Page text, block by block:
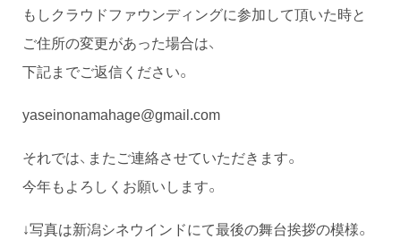
もしクラウドファウンディングに参加して頂いた時と
ご住所の変更があった場合は、
下記までご返信ください。
yaseinonamahage@gmail.com
それでは、またご連絡させていただきます。
今年もよろしくお願いします。
↓写真は新潟シネウインドにて最後の舞台挨拶の模様。